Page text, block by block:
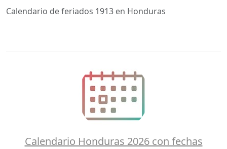
Calendario de feriados 1913 en Honduras
Calendario Honduras 2026 con fechas